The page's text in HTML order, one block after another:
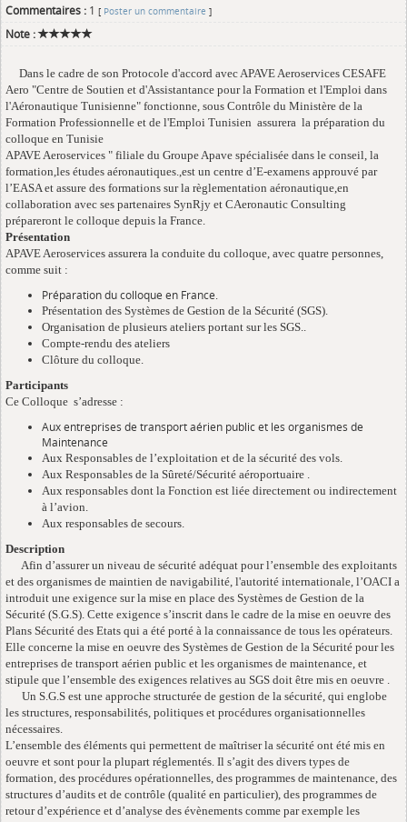
Commentaires : 1 [ Poster un commentaire ]
Note :
Dans le cadre de son Protocole d'accord avec APAVE Aeroservices CESAFE
Aero "Centre de Soutien et d'Assistantance pour la Formation et l'Emploi dans
l'Aéronautique Tunisienne" fonctionne, sous Contrôle du Ministère de la
Formation Professionnelle et de l'Emploi Tunisien assurera la préparation du
colloque en Tunisie
APAVE Aeroservices " filiale du Groupe Apave spécialisée dans le conseil, la
formation,les études aéronautiques.,est un centre d’E-examens approuvé par
l’EASA et assure des formations sur la règlementation aéronautique,en
collaboration avec ses partenaires SynRjy et CAeronautic Consulting
prépareront le colloque depuis la France.
Présentation
APAVE Aeroservices assurera la conduite du colloque, avec quatre personnes,
comme suit :
Préparation du colloque en France.
Présentation des Systèmes de Gestion de la Sécurité (SGS).
Organisation de plusieurs ateliers portant sur les SGS..
Compte-rendu des ateliers
Clôture du colloque.
Participants
Ce Colloque s’adresse :
Aux entreprises de transport aérien public et les organismes de
Maintenance
Aux Responsables de l’exploitation et de la sécurité des vols.
Aux Responsables de la Sûreté/Sécurité aéroportuaire .
Aux responsables dont la Fonction est liée directement ou indirectement
à l’avion.
Aux responsables de secours.
Description
Afin d’assurer un niveau de sécurité adéquat pour l’ensemble des exploitants
et des organismes de maintien de navigabilité, l'autorité internationale, l’OACI a
introduit une exigence sur la mise en place des Systèmes de Gestion de la
Sécurité (S.G.S). Cette exigence s’inscrit dans le cadre de la mise en oeuvre des
Plans Sécurité des Etats qui a été porté à la connaissance de tous les opérateurs.
Elle concerne la mise en oeuvre des Systèmes de Gestion de la Sécurité pour les
entreprises de transport aérien public et les organismes de maintenance, et
stipule que l’ensemble des exigences relatives au SGS doit être mis en oeuvre .
Un S.G.S est une approche structurée de gestion de la sécurité, qui englobe
les structures, responsabilités, politiques et procédures organisationnelles
nécessaires.
L’ensemble des éléments qui permettent de maîtriser la sécurité ont été mis en
oeuvre et sont pour la plupart réglementés. Il s’agit des divers types de
formation, des procédures opérationnelles, des programmes de maintenance, des
structures d’audits et de contrôle (qualité en particulier), des programmes de
retour d’expérience et d’analyse des évènements comme par exemple les